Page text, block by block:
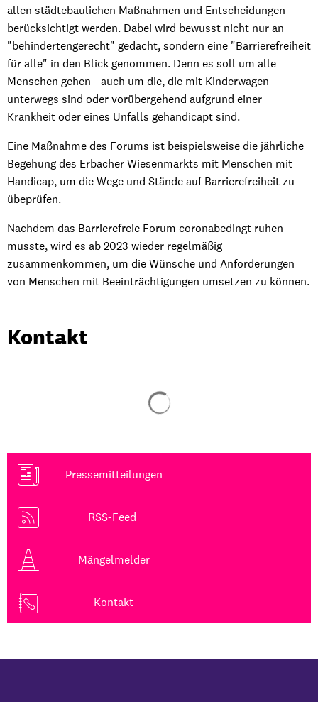
allen städtebaulichen Maßnahmen und Entscheidungen
berücksichtigt werden. Dabei wird bewusst nicht nur an
"behindertengerecht" gedacht, sondern eine "Barrierefreiheit
für alle" in den Blick genommen. Denn es soll um alle
Menschen gehen - auch um die, die mit Kinderwagen
unterwegs sind oder vorübergehend aufgrund einer
Krankheit oder eines Unfalls gehandicapt sind.
Eine Maßnahme des Forums ist beispielsweise die jährliche
Begehung des Erbacher Wiesenmarkts mit Menschen mit
Handicap, um die Wege und Stände auf Barrierefreiheit zu
übeprüfen.
Nachdem das Barrierefreie Forum coronabedingt ruhen
musste, wird es ab 2023 wieder regelmäßig
zusammenkommen, um die Wünsche und Anforderungen
von Menschen mit Beeinträchtigungen umsetzen zu können.
Kontakt
Pressemitteilungen
RSS-Feed
Mängelmelder
Kontakt